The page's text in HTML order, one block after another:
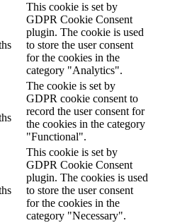
This cookie is set by
GDPR Cookie Consent
plugin. The cookie is used
to store the user consent
for the cookies in the
category "Analytics".
The cookie is set by
GDPR cookie consent to
record the user consent for
the cookies in the category
"Functional".
This cookie is set by
GDPR Cookie Consent
plugin. The cookies is used
to store the user consent
for the cookies in the
category "Necessary".